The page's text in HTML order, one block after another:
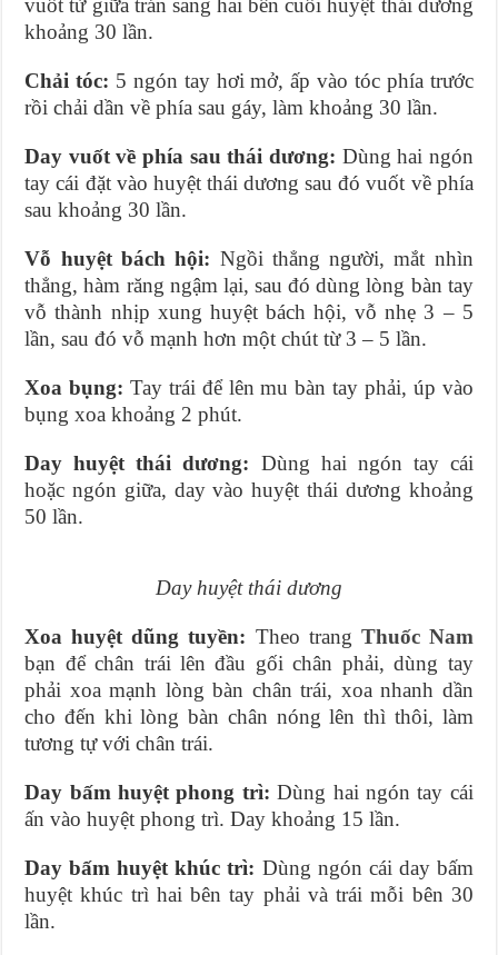
vuốt từ giữa trán sang hai bên cuối huyệt thái dương
khoảng 30 lần.
Chải tóc: 5 ngón tay hơi mở, ấp vào tóc phía trước
rồi chải dần về phía sau gáy, làm khoảng 30 lần.
Day vuốt về phía sau thái dương: Dùng hai ngón
tay cái đặt vào huyệt thái dương sau đó vuốt về phía
sau khoảng 30 lần.
Vỗ huyệt bách hội: Ngồi thẳng người, mắt nhìn
thẳng, hàm răng ngậm lại, sau đó dùng lòng bàn tay
vỗ thành nhịp xung huyệt bách hội, vỗ nhẹ 3 – 5
lần, sau đó vỗ mạnh hơn một chút từ 3 – 5 lần.
Xoa bụng: Tay trái để lên mu bàn tay phải, úp vào
bụng xoa khoảng 2 phút.
Day huyệt thái dương: Dùng hai ngón tay cái
hoặc ngón giữa, day vào huyệt thái dương khoảng
50 lần.
Day huyệt thái dương
Xoa huyệt dũng tuyền: Theo trang Thuốc Nam
bạn để chân trái lên đầu gối chân phải, dùng tay
phải xoa mạnh lòng bàn chân trái, xoa nhanh dần
cho đến khi lòng bàn chân nóng lên thì thôi, làm
tương tự với chân trái.
Day bấm huyệt phong trì: Dùng hai ngón tay cái
ấn vào huyệt phong trì. Day khoảng 15 lần.
Day bấm huyệt khúc trì: Dùng ngón cái day bấm
huyệt khúc trì hai bên tay phải và trái mỗi bên 30
lần.